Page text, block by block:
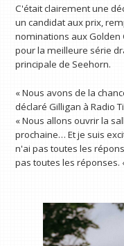
C'était clairement une
un candidat aux prix,
nominations aux Golden
pour la meilleure série
principale de Seehorn.
« Nous avons de la
déclaré Gilligan à Radio
« Nous allons ouvrir la
prochaine… Et je suis
n'ai pas toutes les
pas toutes les réponses.